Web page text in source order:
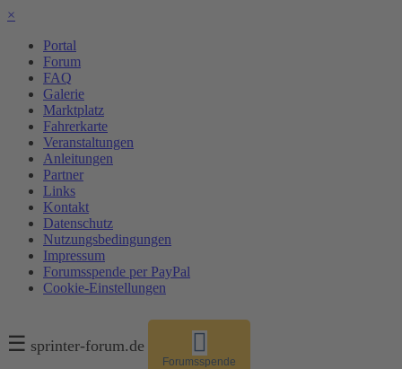
×
Portal
Forum
FAQ
Galerie
Marktplatz
Fahrerkarte
Veranstaltungen
Anleitungen
Partner
Links
Kontakt
Datenschutz
Nutzungsbedingungen
Impressum
Forumsspende per PayPal
Cookie-Einstellungen
☰ sprinter-forum.de
Forumsspende